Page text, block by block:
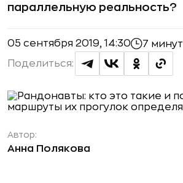
параллельную реальность?
05 сентября 2019, 14:30 7 минут
Поделиться:
Автор:
Анна Полякова